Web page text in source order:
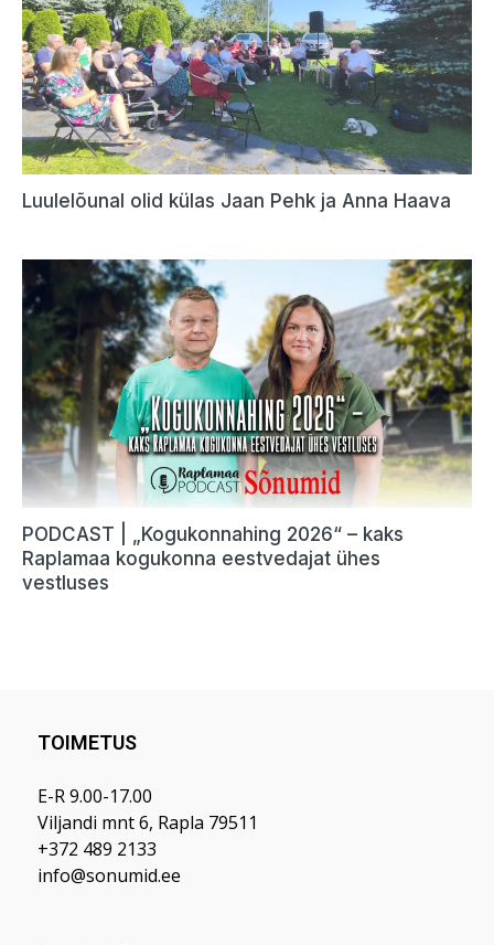
TOIMETUS
E-R 9.00-17.00
Viljandi mnt 6, Rapla 79511
+372 489 2133
info@sonumid.ee